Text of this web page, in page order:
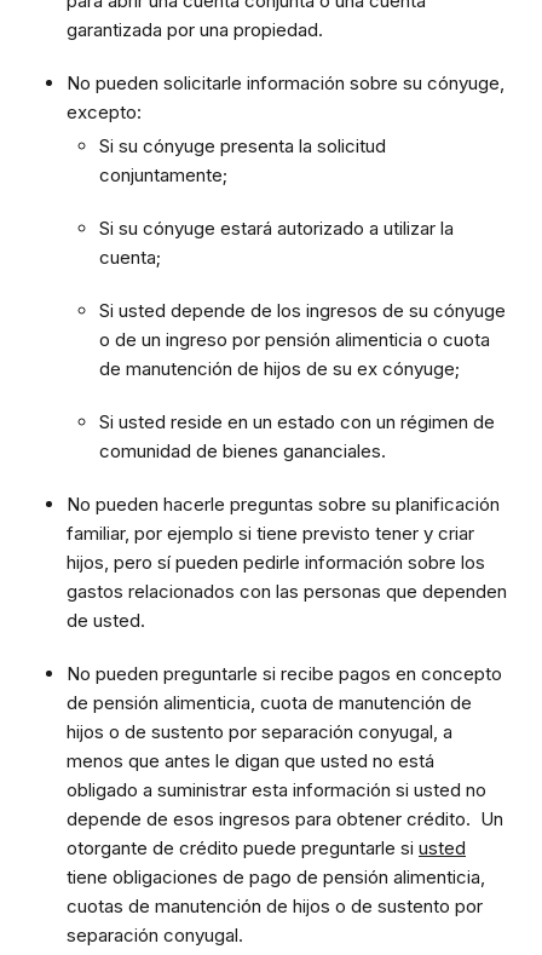
garantizada por una propiedad.
No pueden solicitarle información sobre su cónyuge,
excepto:
Si su cónyuge presenta la solicitud
conjuntamente;
Si su cónyuge estará autorizado a utilizar la
cuenta;
Si usted depende de los ingresos de su cónyuge
o de un ingreso por pensión alimenticia o cuota
de manutención de hijos de su ex cónyuge;
Si usted reside en un estado con un régimen de
comunidad de bienes gananciales.
No pueden hacerle preguntas sobre su planificación
familiar, por ejemplo si tiene previsto tener y criar
hijos, pero sí pueden pedirle información sobre los
gastos relacionados con las personas que dependen
de usted.
No pueden preguntarle si recibe pagos en concepto
de pensión alimenticia, cuota de manutención de
hijos o de sustento por separación conyugal, a
menos que antes le digan que usted no está
obligado a suministrar esta información si usted no
depende de esos ingresos para obtener crédito. Un
otorgante de crédito puede preguntarle si usted
tiene obligaciones de pago de pensión alimenticia,
cuotas de manutención de hijos o de sustento por
separación conyugal.